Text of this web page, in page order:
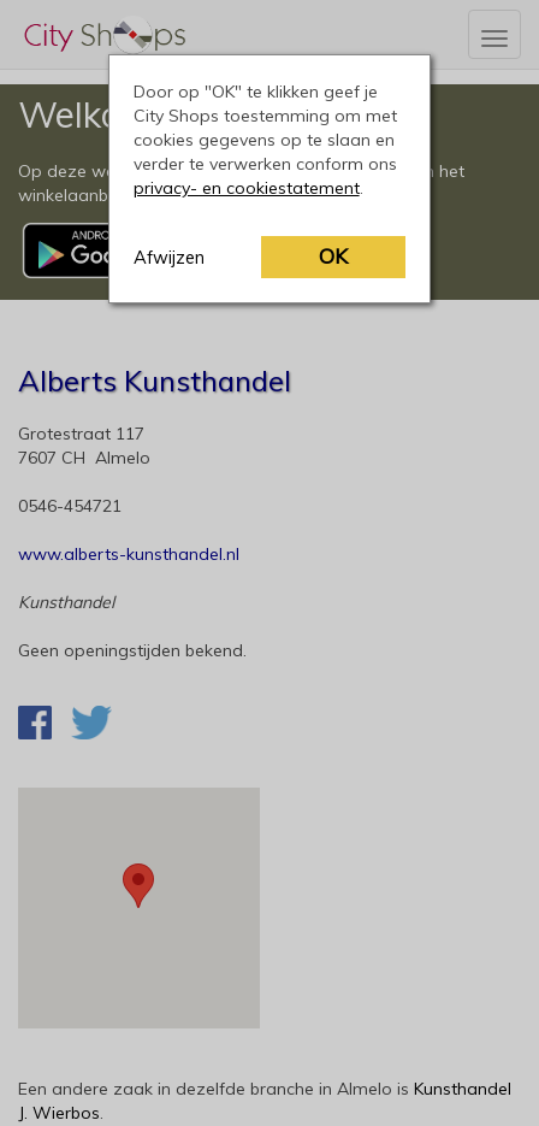
Welkom
Op deze website vindt u een compleet overzicht van het
winkelaanbod in Almelo en omgeving.
Alberts Kunsthandel
Grotestraat 117
7607 CH Almelo
0546-454721
www.alberts-kunsthandel.nl
Kunsthandel
Geen openingstijden bekend.
Een andere zaak in dezelfde branche in Almelo is Kunsthandel
J. Wierbos.
Door op "OK" te klikken geef je
City Shops toestemming om met
cookies gegevens op te slaan en
verder te verwerken conform ons
privacy- en cookiestatement.
Afwijzen OK